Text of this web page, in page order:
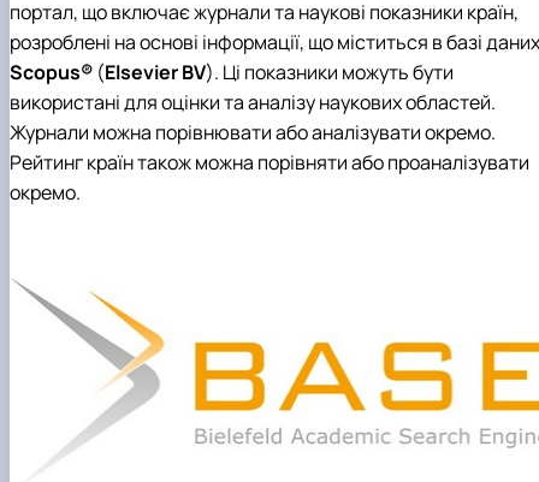
портал, що включає журнали та наукові показники країн,
розроблені на основі інформації, що міститься в базі даних
Scopus® (Elsevier BV). Ці показники можуть бути
використані для оцінки та аналізу наукових областей.
Журнали можна порівнювати або аналізувати окремо.
Рейтинг країн також можна порівняти або проаналізувати
окремо.